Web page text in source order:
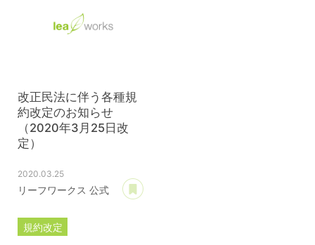
改正民法に伴う各種規
約改定のお知らせ
（2020年3月25日改
定）
2020.03.25
リーフワークス 公式
規約改定